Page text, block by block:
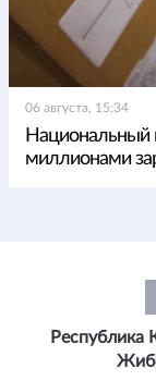
06 августа, 15:34
Национальный
миллионами
Республика